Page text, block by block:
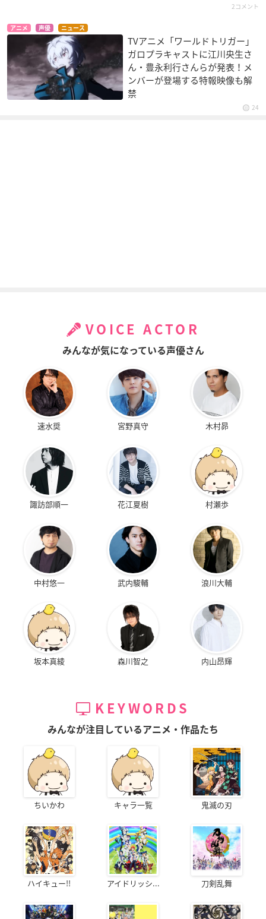
ストライクウィッチ
ーズ2
ゲルトルート・バル
クホルン
RIDEBACK-ライドバ
ック-
尾形遊紀
毎日かあさん
ぶんじ
妖怪人間ベム HUMA
NOID MONSTER BE
特別上映版 ワールド
トリガー 2ndシーズ
ストライクウィッチ
ーズ 劇場版 501部隊
発進しますっ！
クホルン
劇場版 宇宙戦艦ヤマ
ト2199 星巡る方舟
ネレディア・リッケ
ストライクウィッチ
ーズ Operation Vict
ory Arrow Vol.1 サ
ン・トロンの雷鳴
クホルン
BAYONETTA Bloody
Fate
ジャンヌ
ストライクウィッチ
ーズ劇場版
ゲルトルート・バル
クホルン
2コメント
アニメ 声優 ニュース
TVアニメ「ワールドトリガー」
ガロプラキャストに江川央生さ
ん・豊永利行さんらが発表！メ
ンバーが登場する特報映像も解
禁
24
VOICE ACTOR
みんなが気になっている声優さん
速水奨 宮野真守 木村昴
諏訪部順一 花江夏樹 村瀬歩
中村悠一 武内駿輔 浪川大輔
坂本真綾 森川智之 内山昂輝
KEYWORDS
みんなが注目しているアニメ・作品たち
ちいかわ キャラ一覧 鬼滅の刃
ハイキュー!! アイドリッシ... 刀剣乱舞